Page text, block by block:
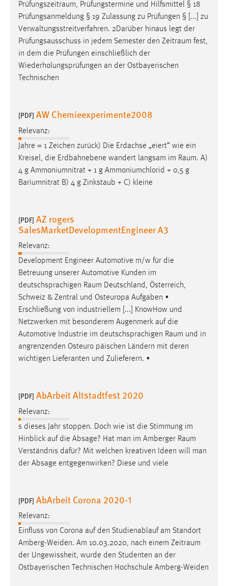
Prüfungszeitraum, Prüfungstermine und Hilfsmittel § 18
Prüfungsanmeldung § 19 Zulassung zu Prüfungen § [...] zu
Verwaltungsstreitverfahren. 2Darüber hinaus legt der
Prüfungsausschuss in jedem Semester den Zeitraum fest,
in dem die Prüfungen einschließlich der
Wiederholungsprüfungen an der Ostbayerischen
Technischen
[PDF] AW Chemieexperimente2008
Relevanz:
Jahre = 1 Zeichen zurück) Die Erdachse „eiert“ wie ein
Kreisel, die Erdbahnebene wandert langsam im Raum. A)
4 g Ammoniumnitrat + 1 g Ammoniumchlorid + 0,5 g
Bariumnitrat B) 4 g Zinkstaub + C) kleine
[PDF] AZ rogers
SalesMarketDevelopmentEngineer A3
Relevanz:
Development Engineer Automotive m/w für die
Betreuung unserer Automotive Kunden im
deutschsprachigen Raum Deutschland, Österreich,
Schweiz & Zentral­ und Osteuropa Aufgaben ∙
Erschließung von industriellem [...] Know­How und
Netzwerken mit besonderem Augenmerk auf die
Automotive Industrie im deutschsprachigen Raum und in
angrenzenden Osteuro päischen Ländern mit deren
wichtigen Lieferanten und Zulieferern. ∙
[PDF] AbArbeit Altstadtfest 2020
Relevanz:
s dieses Jahr stoppen. Doch wie ist die Stimmung im
Hinblick auf die Absage? Hat man im Amberger Raum
Verständnis dafür? Mit welchen kreativen Ideen will man
der Absage entgegenwirken? Diese und viele
[PDF] AbArbeit Corona 2020-1
Relevanz:
Einfluss von Corona auf den Studienablauf am Standort
Amberg-Weiden. Am 10.03.2020, nach einem Zeitraum
der Ungewissheit, wurde den Studenten an der
Ostbayerischen Technischen Hochschule Amberg-Weiden